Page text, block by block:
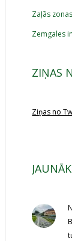
Zaļās zonas
Zemgales
ZIŅAS
Ziņas no